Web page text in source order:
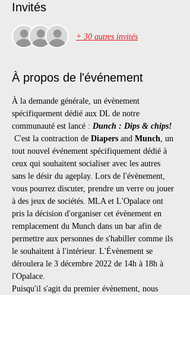
Invités
+ 30 autres invités
À propos de l'événement
À la demande générale, un évènement
spécifiquement dédié aux DL de notre
communauté est lancé : Dunch : Dips & chips!
C'est la contraction de Diapers and Munch, un
tout nouvel événement spécifiquement dédié à
ceux qui souhaitent socialiser avec les autres
sans le désir du ageplay. Lors de l'évènement,
vous pourrez discuter, prendre un verre ou jouer
à des jeux de sociétés. MLA et L'Opalace ont
pris la décision d'organiser cet évènement en
remplacement du Munch dans un bar afin de
permettre aux personnes de s'habiller comme ils
le souhaitent à l'intérieur. L'Évènement se
déroulera le 3 décembre 2022 de 14h à 18h à
l'Opalace.
Puisqu'il s'agit du premier évènement, nous